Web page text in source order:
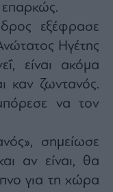
επαρκώς.
εξέφρασε
Ηγέτης
είναι ακόμα
καν ζωντανός.
να τον
σημείωσε
αν είναι, θα
για τη χώρα